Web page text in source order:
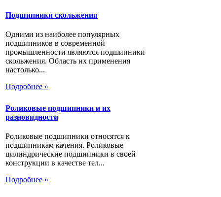
Подшипники скольжения
Одними из наиболее популярных
подшипников в современной
промышленности являются подшипники
скольжения. Область их применения
настолько...
Подробнее »
Роликовые подшипники и их
разновидности
Роликовые подшипники относятся к
подшипникам качения. Роликовые
цилиндрические подшипники в своей
конструкции в качестве тел...
Подробнее »